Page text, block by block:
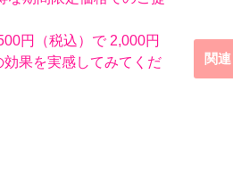
円（税込）で 2,000円
果を実感してみてくだ
関